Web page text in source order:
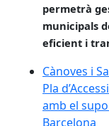
permetrà
municipals
eficient i
Cànoves i
Cànoves i
Pla
amb el
Barcelona